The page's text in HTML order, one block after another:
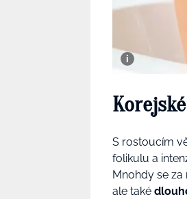
S rostoucím
folikulu a
Mnohdy se
ale také